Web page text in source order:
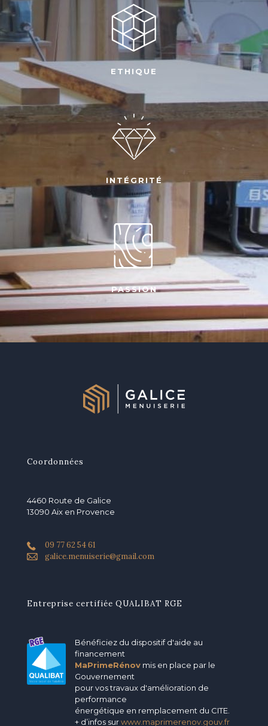
ETHIQUE
INTÉGRITÉ
PASSION
Coordonnées
4460 Route de Galice
13090 Aix en Provence
09 77 62 54 61
galice.menuiserie@gmail.com
Entreprise certifiée QUALIBAT RGE
Bénéficiez du dispositif d'aide au
financement
MaPrimeRénov mis en place par le
Gouvernement
pour vos travaux d'amélioration de
performance
énergétique en remplacement du CITE.
+ d’infos surwww.maprimerenov.gouv.fr